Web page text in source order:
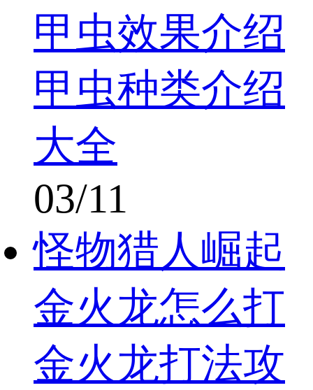
甲虫效果介绍
甲虫种类介绍
大全
03/11
怪物猎人崛起
金火龙怎么打
金火龙打法攻